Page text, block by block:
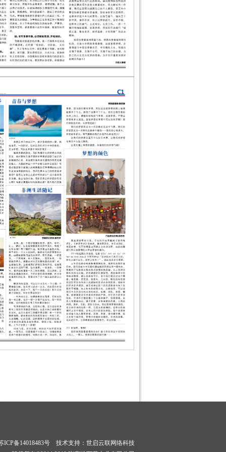
ICP备14018483号 技术支持： 世启云联网络科技